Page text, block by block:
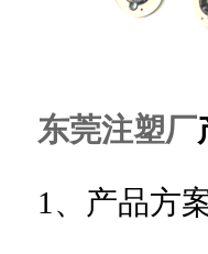
东莞注塑厂
1、产品方